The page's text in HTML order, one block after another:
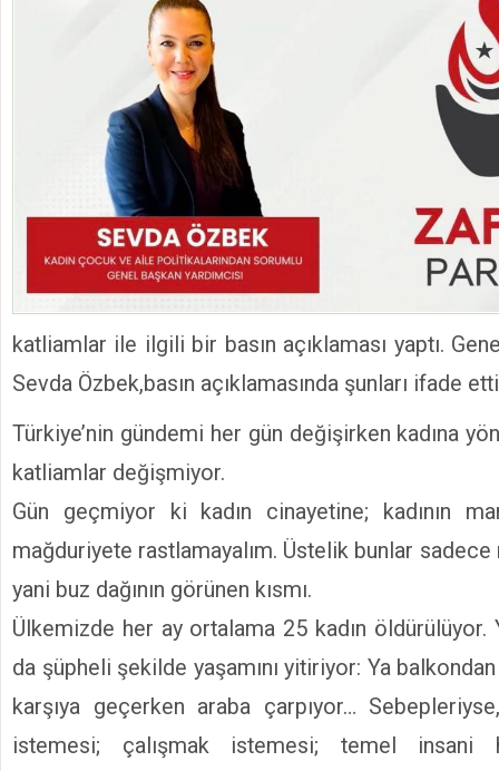
katliamlar ile ilgili bir basın açıklaması yaptı.
Sevda Özbek,basın açıklamasında şunları ifade
Türkiye’nin gündemi her gün değişirken kadına
katliamlar değişmiyor.
Gün geçmiyor ki kadın cinayetine; kadının
mağduriyete rastlamayalım. Üstelik bunlar sadece
yani buz dağının görünen kısmı.
Ülkemizde her ay ortalama 25 kadın öldürülüyor.
da şüpheli şekilde yaşamını yitiriyor: Ya
karşıya geçerken araba çarpıyor…
istemesi; çalışmak istemesi; temel insani